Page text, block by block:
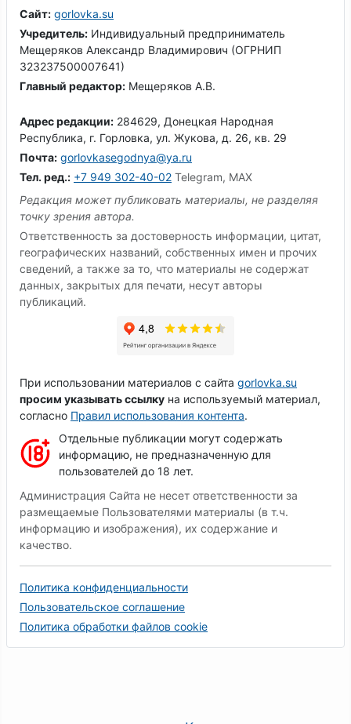
Сайт: gorlovka.su
Учредитель: Индивидуальный предприниматель
Мещеряков Александр Владимирович (ОГРНИП
323237500007641)
Главный редактор: Мещеряков А.В.
Адрес редакции: 284629, Донецкая Народная
Республика, г. Горловка, ул. Жукова, д. 26, кв. 29
Почта: gorlovkasegodnya@ya.ru
Тел. ред.: +7 949 302-40-02 Telegram, MAX
Редакция может публиковать материалы, не разделяя
точку зрения автора.
Ответственность за достоверность информации, цитат,
географических названий, собственных имен и прочих
сведений, а также за то, что материалы не содержат
данных, закрытых для печати, несут авторы
публикаций.
При использовании материалов с сайта gorlovka.su
просим указывать ссылку на используемый материал,
согласно Правил использования контента.
Отдельные публикации могут содержать
информацию, не предназначенную для
пользователей до 18 лет.
Администрация Сайта не несет ответственности за
размещаемые Пользователями материалы (в т.ч.
информацию и изображения), их содержание и
качество.
Политика конфиденциальности
Пользовательское соглашение
Политика обработки файлов cookie